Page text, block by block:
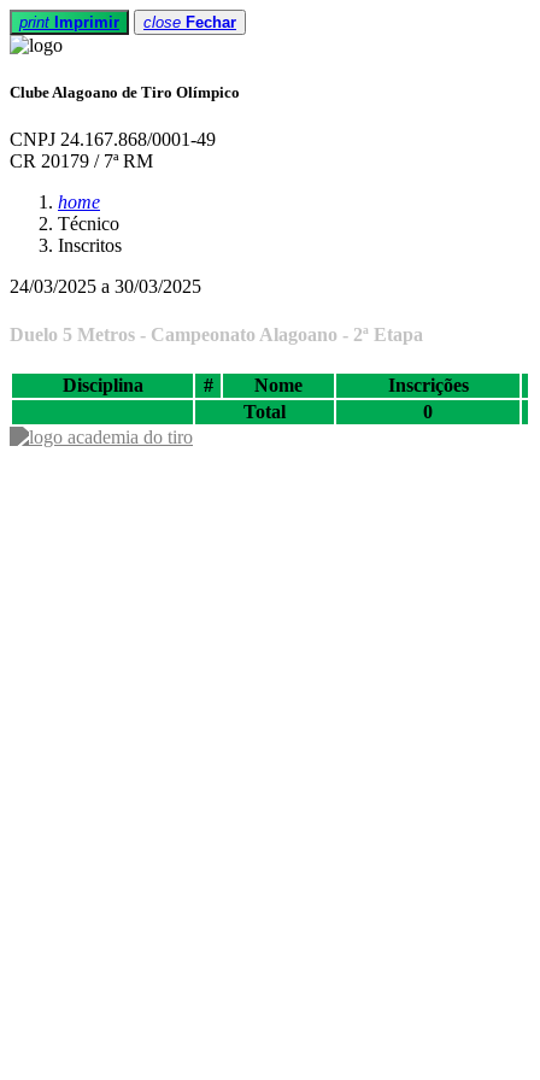
print Imprimir close Fechar
Clube Alagoano de Tiro Olímpico
CNPJ 24.167.868/0001-49
CR 20179 / 7ª RM
home
Técnico
Inscritos
24/03/2025 a 30/03/2025
Duelo 5 Metros - Campeonato Alagoano - 2ª Etapa
Disciplina # Nome
Inscrições
Total
0